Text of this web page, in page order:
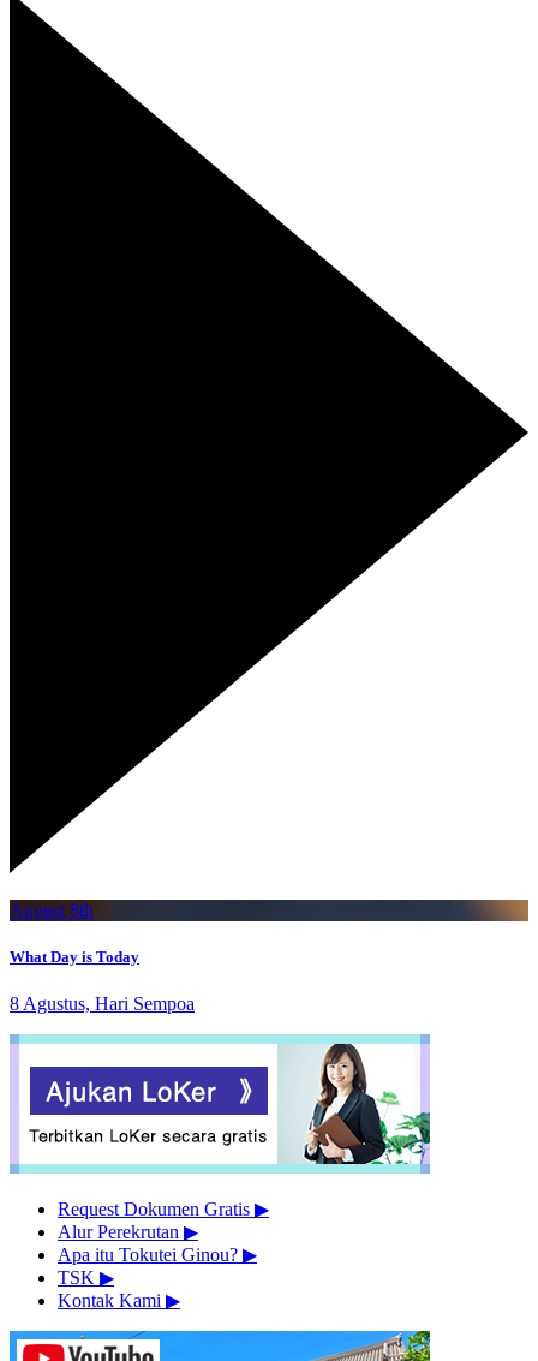
August 8th
What Day is Today
8 Agustus, Hari Sempoa
Request Dokumen Gratis ▶︎
Alur Perekrutan ▶︎
Apa itu Tokutei Ginou? ▶︎
TSK ▶︎
Kontak Kami ▶︎